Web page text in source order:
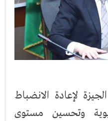
لإعادة الانضباط
وتحسين مستوى